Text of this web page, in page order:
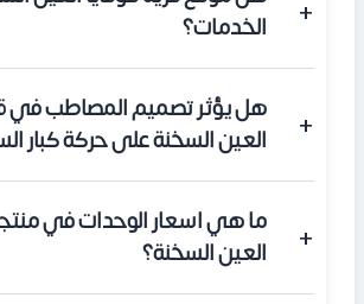
الخدمات؟
الزعفرانة، وتبعد دقائق قليلة عن مدينة
مما يجعلها في قلب الحدث.
هل يؤثر تصميم المصاطب في
العين السخنة على حركة كبار
ممهدة وخدمات تنقل داخلية، والفائدة
التصميم يضمن رؤية البحر لكل الوحدات.
ما هي اسعار الوحدات في
العين السخنة؟